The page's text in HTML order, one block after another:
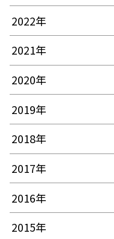
2022年
2021年
2020年
2019年
2018年
2017年
2016年
2015年